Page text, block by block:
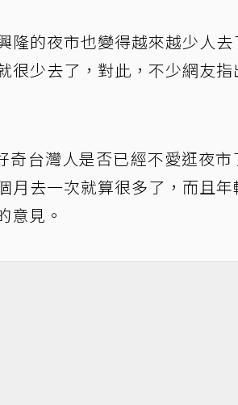
隆的夜市也變得越來越少人
很少去了，對此，不少網友
奇台灣人是否已經不愛逛夜
月去一次就算很多了，而且
意見。